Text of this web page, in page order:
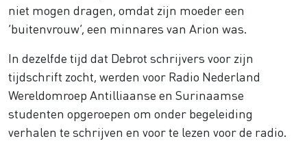
niet mogen dragen, omdat zijn moeder een
‘buitenvrouw’, een minnares van Arion was.
In dezelfde tijd dat Debrot schrijvers voor zijn
tijdschrift zocht, werden voor Radio Nederland
Wereldomroep Antilliaanse en Surinaamse
studenten opgeroepen om onder begeleiding
verhalen te schrijven en voor te lezen voor de radio.